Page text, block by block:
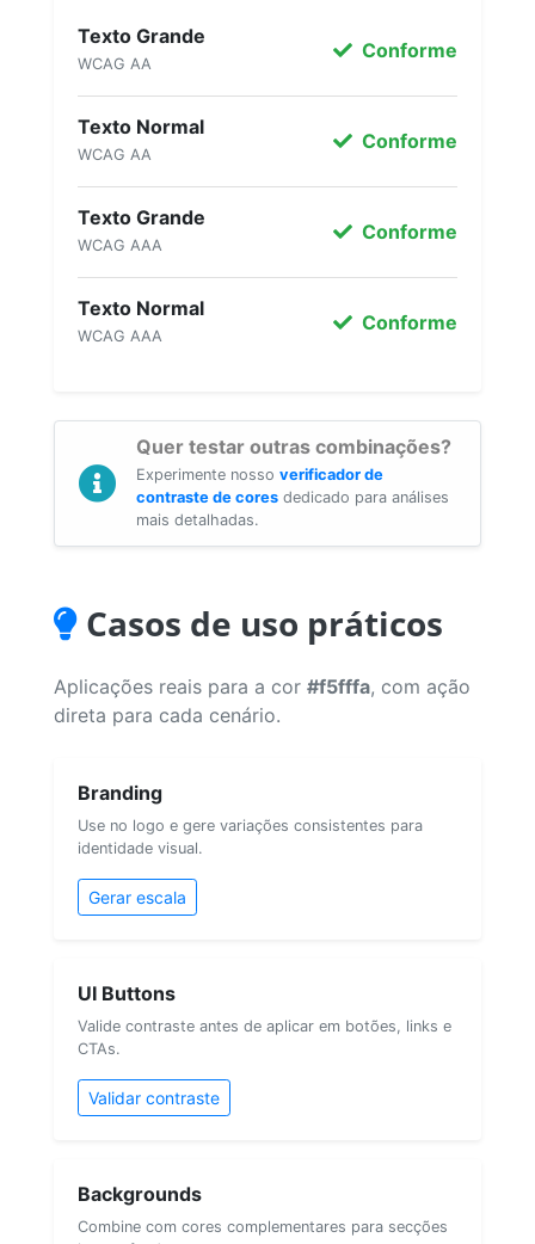
Texto Grande
WCAG AA
Conforme
Texto Normal
WCAG AA
Conforme
Texto Grande
WCAG AAA
Conforme
Texto Normal
WCAG AAA
Conforme
Quer testar outras combinações?
Experimente nosso verificador de
contraste de cores dedicado para análises
mais detalhadas.
Casos de uso práticos
Aplicações reais para a cor #f5fffa, com ação
direta para cada cenário.
Branding
Use no logo e gere variações consistentes para
identidade visual.
Gerar escala
UI Buttons
Valide contraste antes de aplicar em botões, links e
CTAs.
Validar contraste
Backgrounds
Combine com cores complementares para secções